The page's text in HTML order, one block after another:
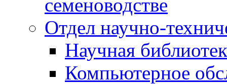
семеноводстве
Отдел научно-
Научная
Компьютерное